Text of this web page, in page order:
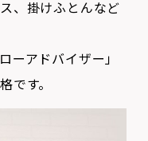
ーアドバイザー」
です。